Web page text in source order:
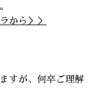
から＞＞
すが、何卒ご理解